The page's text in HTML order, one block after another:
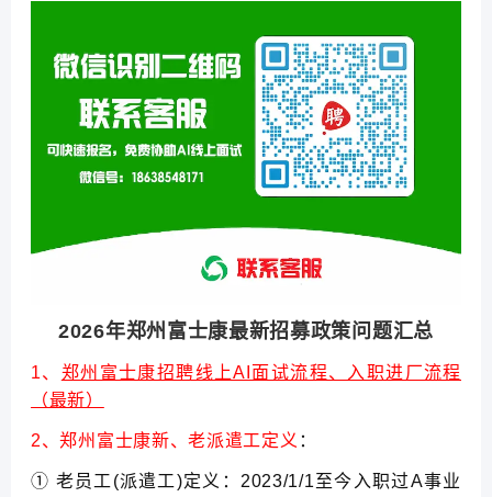
2026年郑州富士康最新招募政策问题汇总
1、 郑州富士康招聘线上AI面试流程、入职进厂流程
（最新）
2、郑州富士康新、老派遣工定义 ：
① 老员工(派遣工)定义：2023/1/1至今入职过A事业